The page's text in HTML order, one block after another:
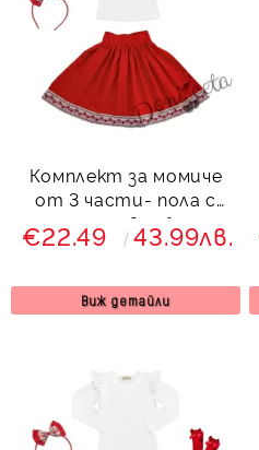
Комплект за момиче
от 3 части- пола с
етно мотиви, блуза с
дълъг ръкав с къдрици
€22.49 43.99лв.
Виж детайли